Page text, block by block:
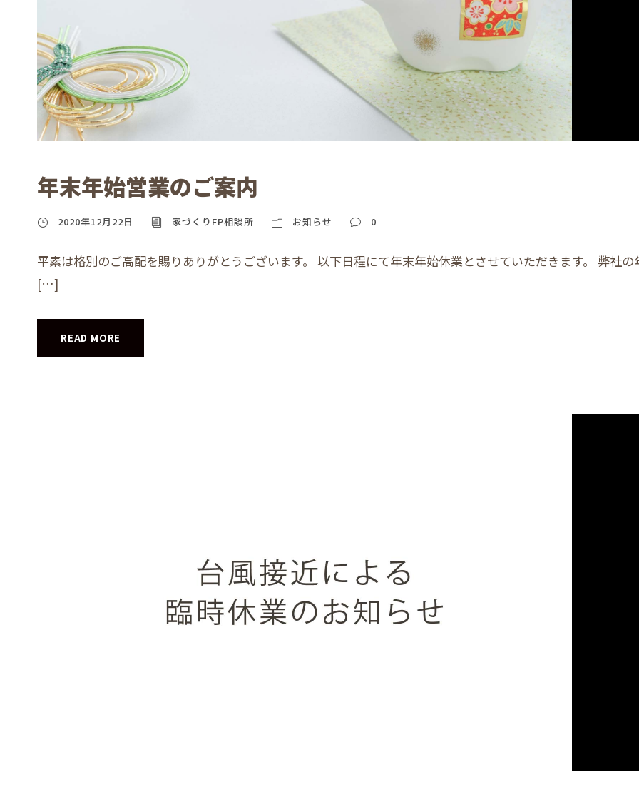
年末年始営業のご案内
2020年12月22日 家づくりFP相談所 お知らせ 0
平素は格別のご高配を賜りありがとうございます。 以下日程にて年末年始休業とさせていただきます。 弊社の
[…]
READ MORE